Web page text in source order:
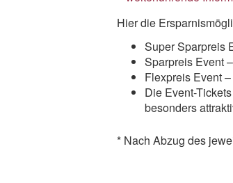
Hier die
Super Sparpreis
Sparpreis Event
Flexpreis Event
Die Event-
besonders
* Nach Abzug des